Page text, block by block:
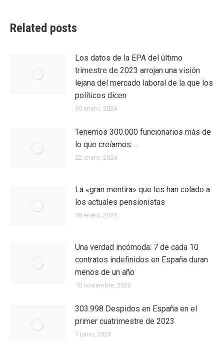
Related posts
Los datos de la EPA del último
trimestre de 2023 arrojan una visión
lejana del mercado laboral de la que los
políticos dicen
30 enero, 2024
Tenemos 300.000 funcionarios más de
lo que creíamos…..
22 enero, 2024
La «gran mentira» que les han colado a
los actuales pensionistas
18 enero, 2024
Una verdad incómoda: 7 de cada 10
contratos indefinidos en España duran
menos de un año
10 noviembre, 2023
303.998 Despidos en España en el
primer cuatrimestre de 2023
7 junio, 2023